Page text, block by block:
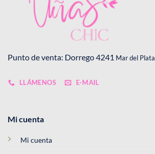
de
producto
Punto de venta: Dorrego 4241 Mar del Plata
LLÁMENOS E-MAIL
Mi cuenta
Mi cuenta